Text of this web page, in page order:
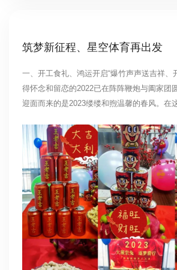
筑梦新征程、星空体育再出发
一、开工食礼、鸿运开启“爆竹声声送吉祥、
得怀念和留恋的2022已在阵阵鞭炮与阖家团
迎面而来的是2023缕缕和煦温馨的春风。在
热情、勤奋的努力、全身心的投入，为完成
好头、起